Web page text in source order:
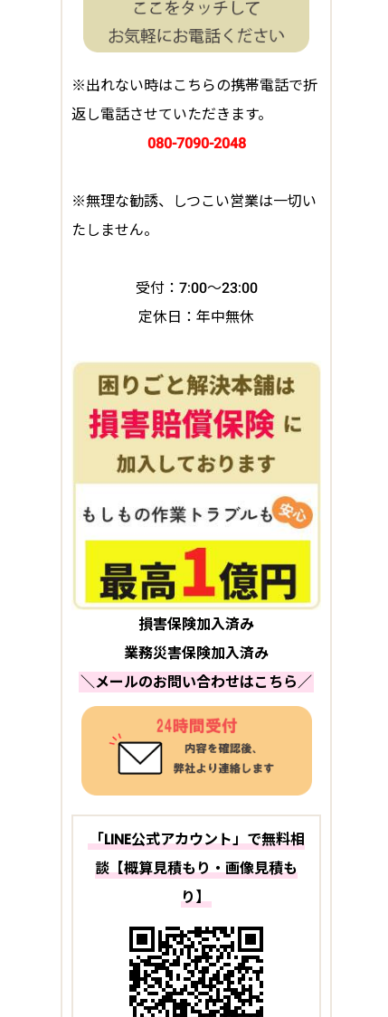
※出れない時はこちらの携帯電話で折
返し電話させていただきます。
080-7090-2048
※無理な勧誘、しつこい営業は一切い
たしません。
受付：7:00～23:00
定休日：年中無休
損害保険加入済み
業務災害保険加入済み
＼メールのお問い合わせはこちら／
「LINE公式アカウント」で無料相
談【概算見積もり・画像見積も
り】